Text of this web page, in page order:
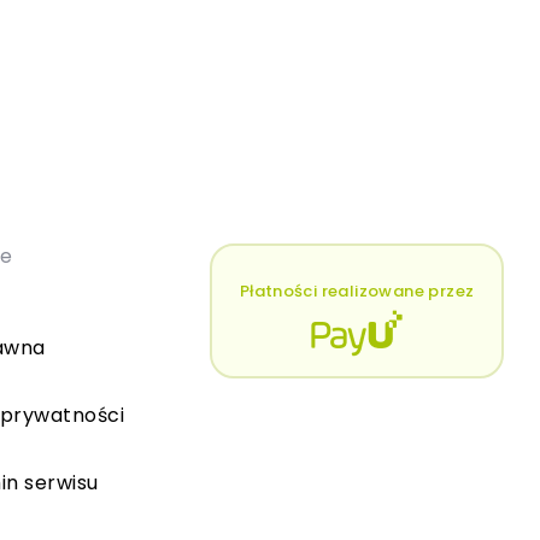
serwisu
Płatności realizowane przez